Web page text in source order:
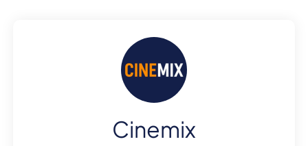
Cinemix